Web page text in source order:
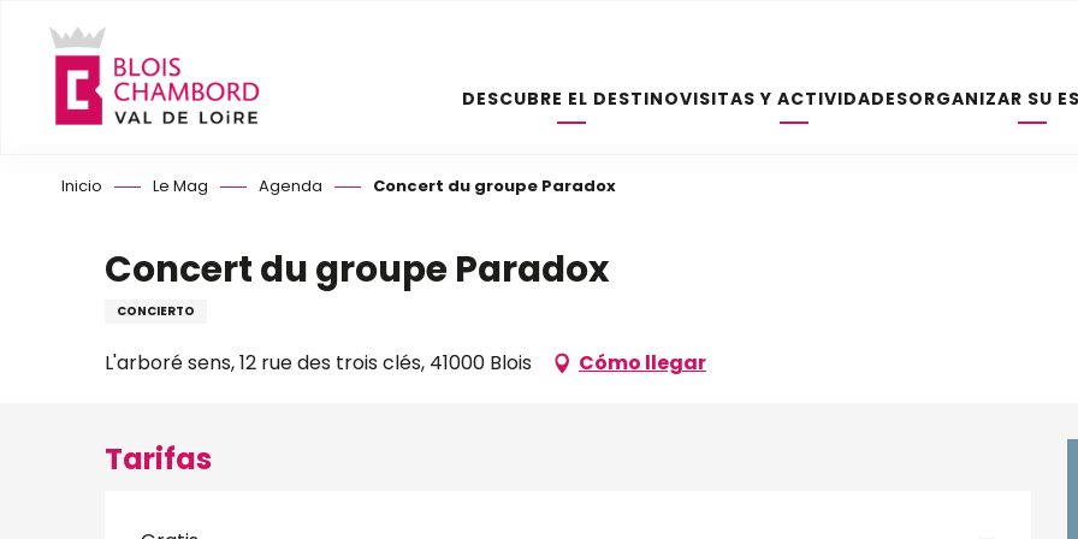
contenu
principal
DESCUBRE EL DESTINOVISITAS Y ACTIVIDADESORGANIZAR SU
Inicio Le Mag Agenda Concert du groupe Paradox
Concert du groupe Paradox
CONCIERTO
L'arboré sens, 12 rue des trois clés, 41000 Blois Cómo llegar
Tarifas